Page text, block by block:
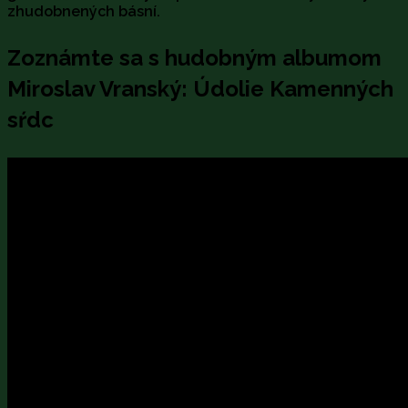
zhudobnených básní.
Zoznámte sa s hudobným albumom
Miroslav Vranský: Údolie Kamenných
sŕdc